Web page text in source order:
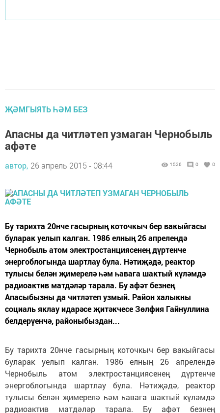
ҖӘМГЫЯТЬ ҺӘМ БЕЗ
Апасны да читләтеп узмаган Чернобыль
афәте
автор, 26 апрель 2015 - 08:44 1526 0 0
Бу тарихта 20нче гасырның коточкыч бер вакыйгасы
буларак уелып калган. 1986 елның 26 апрелендә
Чернобыль атом электростанциясенең дүртенче
энергоблогында шартлау була. Нәтиҗәдә, реактор
тулысы белән җимерелә һәм һавага шактый күләмдә
радиоактив матдәләр тарала. Бу афәт безнең
Апасыбызны да читләтеп узмый. Район халыкны
социаль яклау идарәсе җитәкчесе Зөлфия Гайнуллина
белдерүенчә, районыбыздан...
Бу тарихта 20нче гасырның коточкыч бер вакыйгасы
буларак уелып калган. 1986 елның 26 апрелендә
Чернобыль атом электростанциясенең дүртенче
энергоблогында шартлау була. Нәтиҗәдә, реактор
тулысы белән җимерелә һәм һавага шактый күләмдә
радиоактив матдәләр тарала. Бу афәт безнең